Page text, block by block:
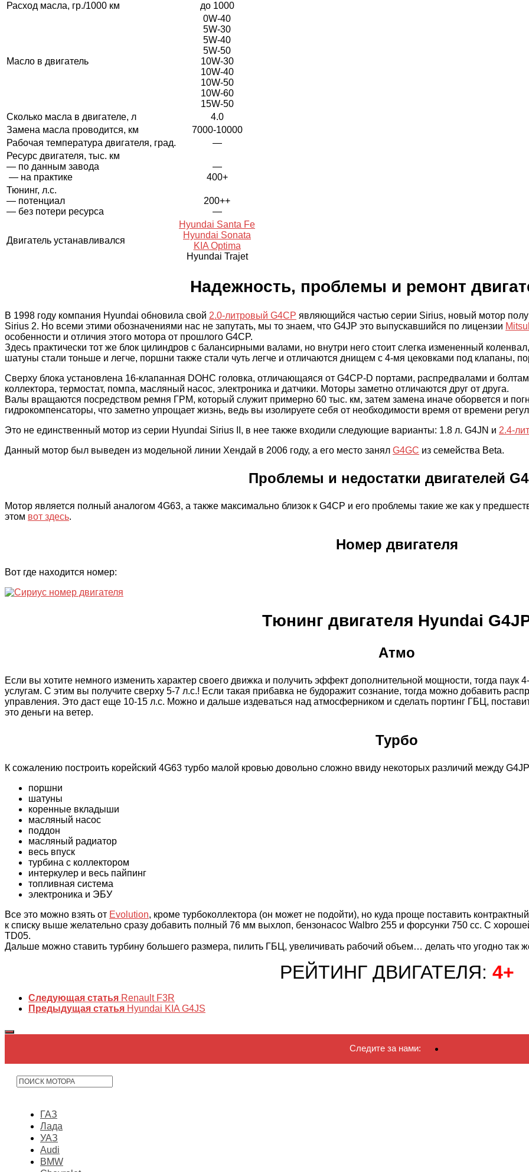
Расход масла, гр./1000 км
до 1000
Масло в двигатель
0W-40
5W-30
5W-40
5W-50
10W-30
10W-40
10W-50
10W-60
15W-50
Сколько масла в двигателе, л
4.0
Замена масла проводится, км
7000-10000
Рабочая температура двигателя, град.
—
Ресурс двигателя, тыс. км
— по данным завода
— на практике
—
400+
Тюнинг, л.с.
— потенциал
— без потери ресурса
200++
—
Двигатель устанавливался
Hyundai Santa Fe
Hyundai Sonata
KIA Optima
Hyundai Trajet
Надежность, проблемы и ремонт
В 1998 году компания Hyundai обновила свой 2.0-литровый G4CP являющийся частью серии Sirius, новый мотор
Sirius 2. Но всеми этими обозначениями нас не запутать, мы то знаем, что G4JP это выпускавшийся по лицензии
особенности и отличия этого мотора от прошлого G4CP.
Здесь практически тот же блок цилиндров с балансирными валами, но внутри него стоит слегка измененный
шатуны стали тоньше и легче, поршни также стали чуть легче и отличаются днищем с 4-мя цековками под
Сверху блока установлена 16-клапанная DOHC головка, отличающаяся от G4CP-D портами, распредвалами и
коллектора, термостат, помпа, масляный насос, электроника и датчики. Моторы заметно отличаются друг от друга.
Валы вращаются посредством ремня ГРМ, который служит примерно 60 тыс. км, затем замена иначе оборвется и
гидрокомпенсаторы, что заметно упрощает жизнь, ведь вы изолируете себя от необходимости время от времени
Это не единственный мотор из серии Hyundai Sirius II, в нее также входили следующие варианты: 1.8 л. G4JN и 2.4-
Данный мотор был выведен из модельной линии Хендай в 2006 году, а его место занял G4GC из семейства Beta.
Проблемы и недостатки двигателей
Мотор является полный аналогом 4G63, а также максимально близок к G4CP и его проблемы такие же как у
этом вот здесь.
Номер двигателя
Вот где находится номер:
Тюнинг двигателя Hyundai
Атмо
Если вы хотите немного изменить характер своего движка и получить эффект дополнительной мощности, тогда
услугам. С этим вы получите сверху 5-7 л.с.! Если такая прибавка не будоражит сознание, тогда можно добавить
управления. Это даст еще 10-15 л.с. Можно и дальше издеваться над атмосферником и сделать портинг ГБЦ,
это деньги на ветер.
Турбо
К сожалению построить корейский 4G63 турбо малой кровью довольно сложно ввиду некоторых различий между
поршни
шатуны
коренные вкладыши
масляный насос
поддон
масляный радиатор
весь впуск
турбина с коллектором
интеркулер и весь пайпинг
топливная система
электроника и ЭБУ
Все это можно взять от Evolution, кроме турбоколлектора (он может не подойти), но куда проще поставить
к списку выше желательно сразу добавить полный 76 мм выхлоп, бензонасос Walbro 255 и форсунки 750 сс. С
TD05.
Дальше можно ставить турбину большего размера, пилить ГБЦ, увеличивать рабочий объем… делать что угодно так
РЕЙТИНГ ДВИГАТЕЛЯ: 4+
Следующая статья Renault F3R
Предыдущая статья Hyundai KIA G4JS
Следите за нами:
ГАЗ
Лада
УАЗ
Audi
BMW